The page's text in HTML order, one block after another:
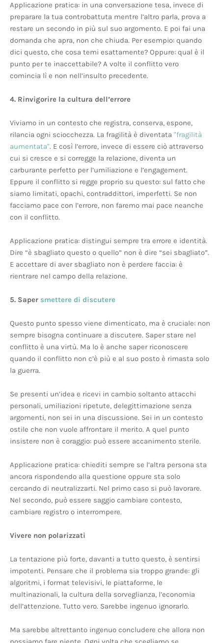
Applicazione pratica: in una conversazione tesa, invece di
preparare la tua controbattuta mentre l’altro parla, prova a
restare un secondo in più sul suo argomento. E poi fai una
domanda che apra, non che chiuda. Per esempio: quando
dici questo, che cosa temi esattamente? Oppure: qual è il
punto per te inaccettabile? A volte il conflitto vero
comincia lì e non nell’insulto precedente.
4. Rinvigorire la cultura dell’errore
Viviamo in un contesto che registra, conserva, espone,
rilancia ogni sciocchezza. La fragilità è diventata "fragilità
aumentata". E così l’errore, invece di essere ciò attraverso
cui si cresce e si corregge la relazione, diventa un
carburante perfetto per l’umiliazione e l’engagement.
Eppure il conflitto si regge proprio su questo: sul fatto che
siamo limitati, opachi, contraddittori, imperfetti. Se non
facciamo pace con l’errore, non faremo mai pace neanche
con il conflitto.
Applicazione pratica: distingui sempre tra errore e identità.
Dire “è sbagliato questo o quello” non è dire “sei sbagliato”.
E accettare di aver sbagliato non è perdere faccia: è
rientrare nel campo della relazione.
5. Saper smettere di discutere
Questo punto spesso viene dimenticato, ma è cruciale: non
sempre bisogna continuare a discutere. Saper stare nel
conflitto è una virtù. Ma lo è anche saper riconoscere
quando il conflitto non c’è più e al suo posto è rimasta solo
la guerra.
Se presenti un’idea e ricevi in cambio soltanto attacchi
personali, umiliazioni ripetute, delegittimazione senza
argomenti, non sei in una discussione. Sei in un contesto
ostile che non vuole affrontare il merito. A quel punto
insistere non è coraggio: può essere accanimento sterile.
Applicazione pratica: chiediti sempre se l’altra persona sta
ancora rispondendo alla questione oppure sta solo
cercando di neutralizzarti. Nel primo caso si può lavorare.
Nel secondo, può essere saggio cambiare contesto,
cambiare registro o interrompere.
Vivere non polarizzati
La tentazione più forte, davanti a tutto questo, è sentirsi
impotenti. Pensare che il problema sia troppo grande: gli
algoritmi, i format televisivi, le piattaforme, le
multinazionali, la cultura della sorveglianza, l’economia
dell’attenzione. Tutto vero. Sarebbe ingenuo ignorarlo.
Ma sarebbe altrettanto ingenuo concludere che allora non